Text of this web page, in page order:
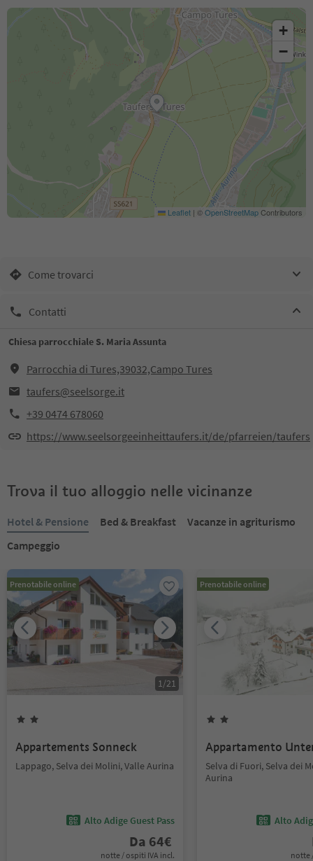
+
−
Leaflet | ©OpenStreetMapContributors
Come trovarci
Contatti
Chiesa parrocchiale S. Maria Assunta
Parrocchia di Tures,39032,Campo Tures
taufers@seelsorge.it
+39 0474 678060
https://www.seelsorgeeinheittaufers.it/de/pfarreien/taufers
Trova il tuo alloggio nelle vicinanze
Hotel & Pensione Bed & Breakfast
Vacanze in agriturismo
Campeggio
Prenotabile online
1/21
Appartements Sonneck
Lappago, Selva dei Molini, Valle Aurina
Alto Adige Guest Pass
Da 64€
notte / ospiti IVA incl.
Prenotabile online
Appartamento
Selva di Fuori, Selva dei
Aurina
Alto
notte